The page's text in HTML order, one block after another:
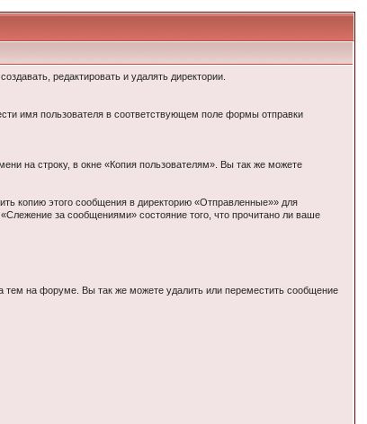
редактировать и удалять директории.
имя пользователя в соответствующем поле формы отправки
на строку, в окне «Копия пользователям». Вы так же можете
копию этого сообщения в директорию «Отправленные»» для
за сообщениями» состояние того, что прочитано ли ваше
на форуме. Вы так же можете удалить или переместить сообщение